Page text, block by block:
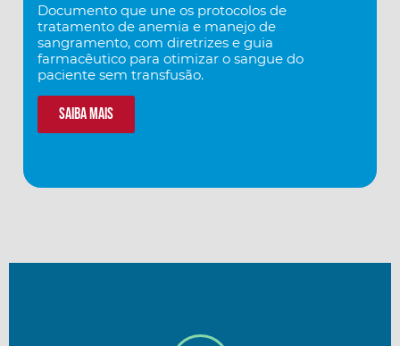
Documento que une os protocolos de
tratamento de anemia e manejo de
sangramento, com diretrizes e guia
farmacêutico para otimizar o sangue do
paciente sem transfusão.
Saiba mais